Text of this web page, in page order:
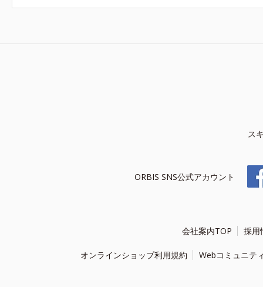
ス
ORBIS SNS公式アカウント
会社案内TOP 採用
オンラインショップ利用規約 Webコミュニテ